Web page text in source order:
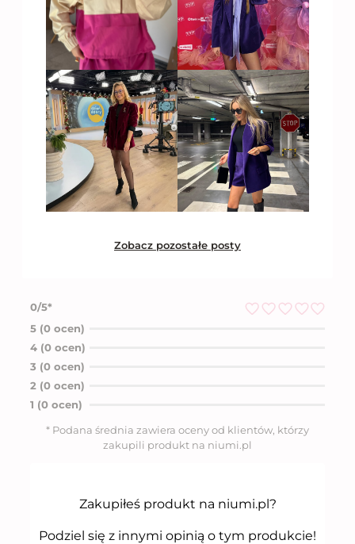
Zobacz pozostałe posty
0/5*
5
n
5 (0 ocen)
4 (0 ocen)
3 (0 ocen)
2 (0 ocen)
1 (0 ocen)
* Podana średnia zawiera oceny od klientów, którzy
zakupili produkt na niumi.pl
Zakupiłeś produkt na niumi.pl?
Podziel się z innymi opinią o tym produkcie!